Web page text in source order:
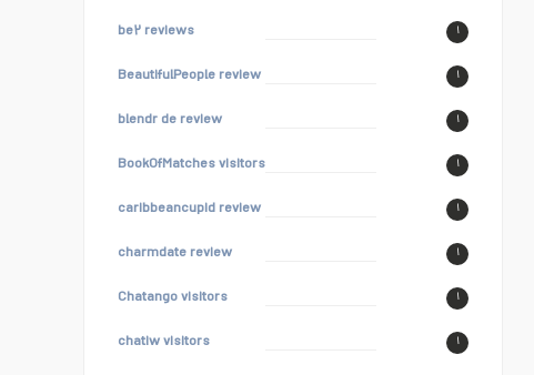
be۲ reviews ۱
BeautifulPeople review ۱
blendr de review ۱
BookOfMatches visitors ۱
caribbeancupid review ۱
charmdate review ۱
Chatango visitors ۱
chatiw visitors ۱